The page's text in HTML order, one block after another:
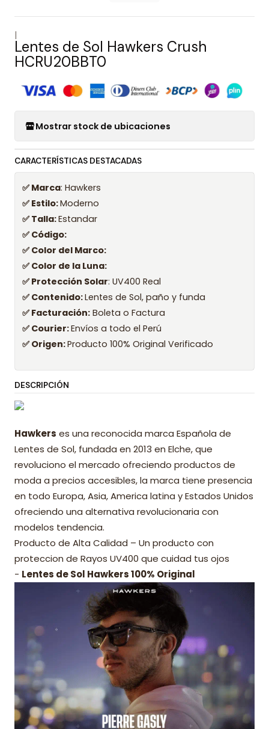
|
Lentes de Sol Hawkers Crush
HCRU20BBT0
Mostrar stock de ubicaciones
CARACTERÍSTICAS DESTACADAS
✅ Marca: Hawkers
✅ Estilo:Moderno
✅ Talla:Estandar
✅ Código:
✅ Color del Marco:
✅ Color de la Luna:
✅ Protección Solar: UV400 Real
✅ Contenido:Lentes de Sol, paño y funda
✅ Facturación: Boleta o Factura
✅ Courier:Envíos a todo el Perú
✅ Origen:Producto 100% Original Verificado
DESCRIPCIÓN
Hawkers es una reconocida marca Española de
Lentes de Sol, fundada en 2013 en Elche, que
revoluciono el mercado ofreciendo productos de
moda a precios accesibles, la marca tiene presencia
en todo Europa, Asia, America latina y Estados Unidos
ofreciendo una alternativa revolucionaria con
modelos tendencia.
Producto de Alta Calidad – Un producto con
proteccion de Rayos UV400 que cuidad tus ojos
- Lentes de Sol Hawkers 100% Original